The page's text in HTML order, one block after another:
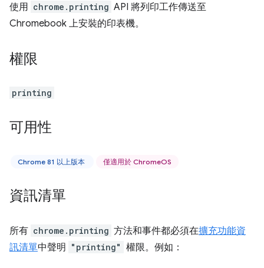
使用 chrome.printing API 將列印工作傳送至
Chromebook 上安裝的印表機。
權限
printing
可用性
Chrome 81 以上版本 僅適用於 ChromeOS
資訊清單
所有 chrome.printing 方法和事件都必須在擴充功能資
訊清單中聲明 "printing" 權限。例如：